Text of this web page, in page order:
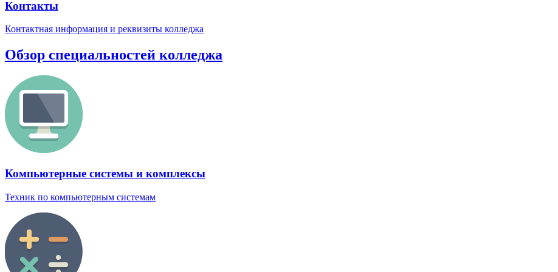
Контакты
Контактная информация и реквизиты колледжа
Обзор специальностей колледжа
Компьютерные системы и комплексы
Техник по компьютерным системам